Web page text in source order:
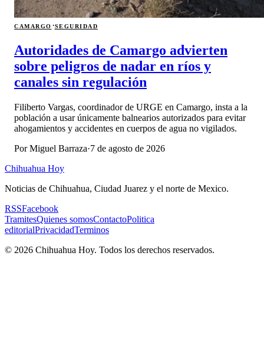
CAMARGO ·SEGURIDAD
Autoridades de Camargo advierten
sobre peligros de nadar en ríos y
canales sin regulación
Filiberto Vargas, coordinador de URGE en Camargo, insta a la
población a usar únicamente balnearios autorizados para evitar
ahogamientos y accidentes en cuerpos de agua no vigilados.
PorMiguel Barraza·7 de agosto de 2026
Chihuahua Hoy
Noticias de Chihuahua, Ciudad Juarez y el norte de Mexico.
RSSFacebook
TramitesQuienes somosContactoPolitica
editorialPrivacidadTerminos
© 2026 Chihuahua Hoy. Todos los derechos reservados.